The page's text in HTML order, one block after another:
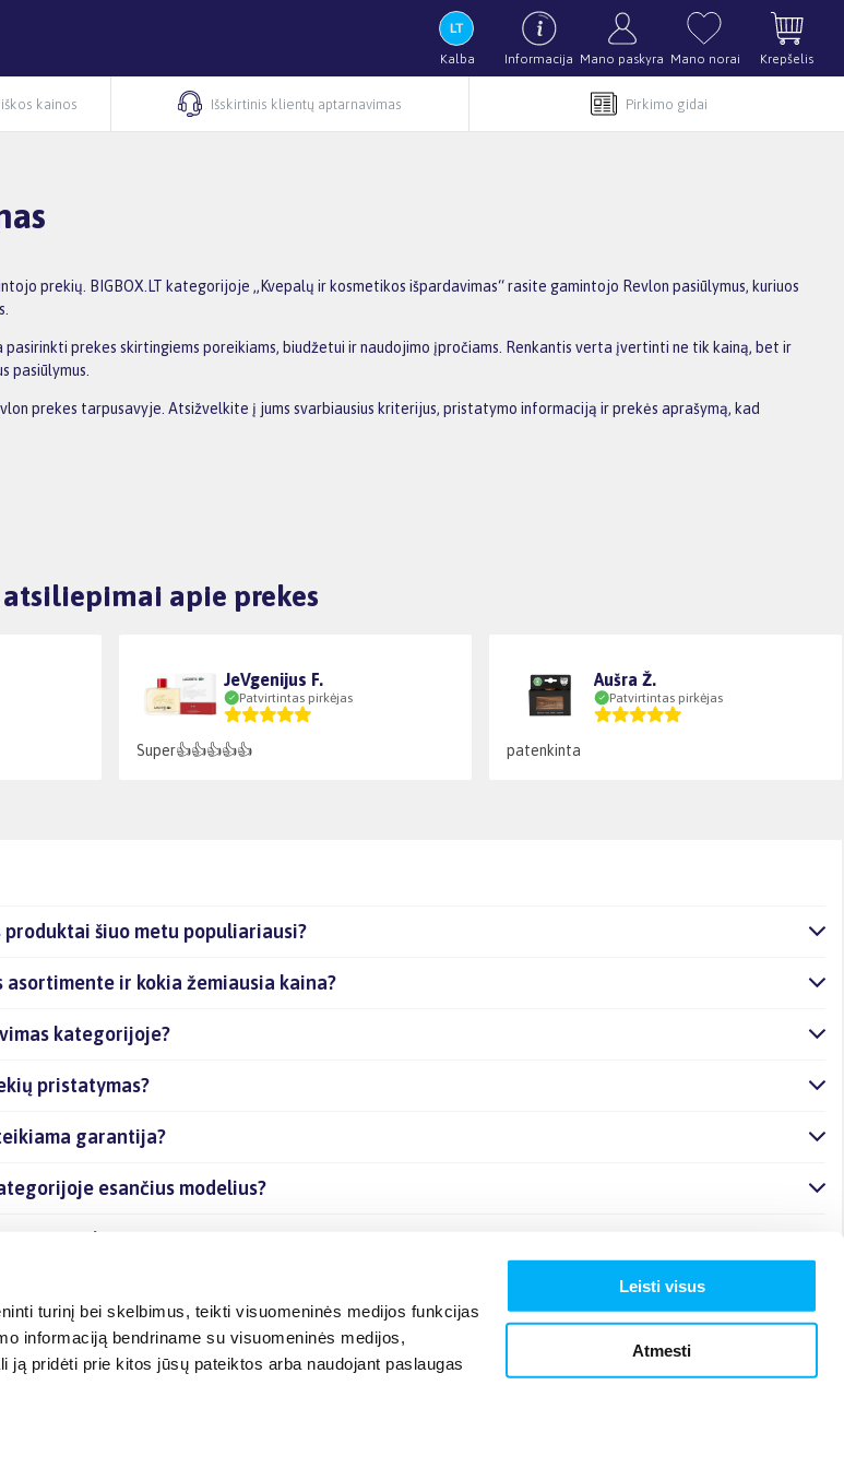
turinį bei skelbimus, teikti visuomeninės medijos funkcijas
informaciją bendriname su visuomeninės medijos,
pridėti prie kitos jūsų pateiktos arba naudojant paslaugas
Leisti visus
Atmesti
Kalba Informacija Mano paskyra Mano norai Krepšelis
kainos Išskirtinis klientų aptarnavimas Pirkimo gidai
prekių. BIGBOX.LT kategorijoje „Kvepalų ir kosmetikos išpardavimas“ rasite gamintojo Revlon pasiūlymus, kuriuos
prekes skirtingiems poreikiams, biudžetui ir naudojimo įpročiams. Renkantis verta įvertinti ne tik kainą, bet ir
pasiūlymus.
prekes tarpusavyje. Atsižvelkite į jums svarbiausius kriterijus, pristatymo informaciją ir prekės aprašymą, kad
apie prekes
JeVgenijus F.
Patvirtintas pirkėjas
Super👍👍👍👍👍
Aušra Ž.
Patvirtintas pirkėjas
patenkinta
šiuo metu populiariausi?
ir kokia žemiausia kaina?
kategorijoje?
pristatymas?
garantija?
esančius modelius?
prekes internetu?